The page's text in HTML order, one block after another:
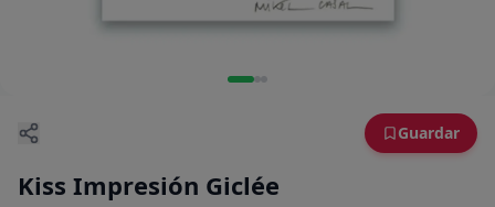
Guardar
Kiss Impresión Giclée